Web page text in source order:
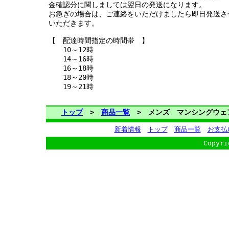
金確認分に関しましては翌日の発送になります。
お急ぎの場合は、ご連絡をいただけましたら即日発送さ
いただきます。
【 配達時間指定の時間帯 】
10～12時
14～16時
16～18時
18～20時
19～21時
トップ> 商品一覧 > メンズ マンシングウ
新着情報 トップ 商品一覧
お支